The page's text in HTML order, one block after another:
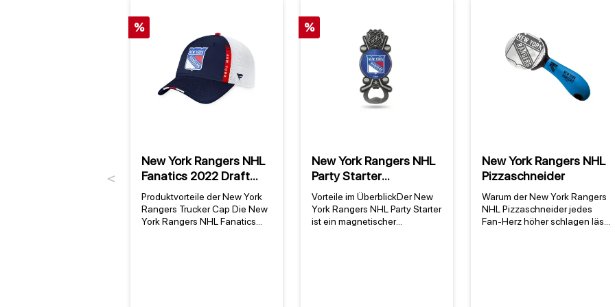
Previous
%
New York Rangers NHL
Fanatics 2022 Draft
Authentic Pro On Stage
Trucker Cap
Produktvorteile der New York
Rangers Trucker Cap Die New
York Rangers NHL Fanatics
%
New York Rangers NHL
Party Starter
(magnetischer
Metallflaschenöffner)
Vorteile im ÜberblickDer New
York Rangers NHL Party Starter
ist ein magnetischer
New York Rangers NHL
Pizzaschneider
Warum der New York Rangers
NHL Pizzaschneider jedes
Fan-Herz höher schlagen lässt